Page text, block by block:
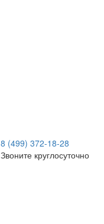
8 (499) 372-18-28
Звоните круглосуточно